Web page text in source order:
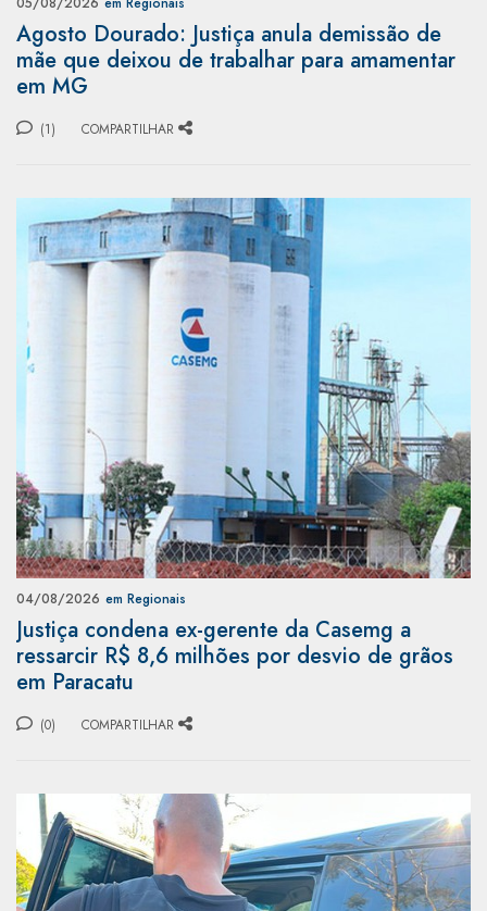
Agosto Dourado: Justiça anula demissão de
mãe que deixou de trabalhar para amamentar
em MG
(1) COMPARTILHAR
04/08/2026 em Regionais
Justiça condena ex-gerente da Casemg a
ressarcir R$ 8,6 milhões por desvio de grãos
em Paracatu
(0) COMPARTILHAR